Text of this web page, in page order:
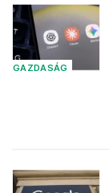
GAZDASÁG